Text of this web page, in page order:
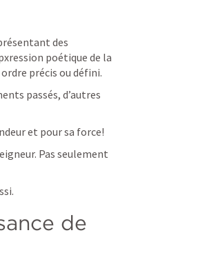
des
poétique de la
précis ou défini.
passés, d’autres
et pour sa force!
Pas seulement
de